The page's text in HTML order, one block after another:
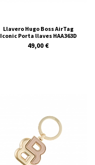
Llavero Hugo Boss AirTag
Iconic Porta llaves HAA363D
49,00 €